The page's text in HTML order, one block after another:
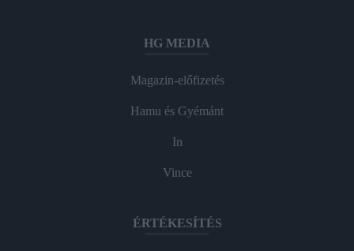
HG MEDIA
Magazin-előfizetés
Hamu és Gyémánt
In
Vince
ÉRTÉKESÍTÉS